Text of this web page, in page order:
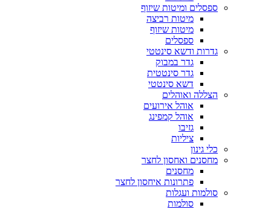
ספסלים ומיטות שיזוף
מיטות רביצה
מיטות שיזוף
ספסלים
גדרות ודשא סינטטי
גדר במבוק
גדר סינטטית
דשא סינטטי
הצללה ואוהלים
אוהל אירועים
אוהל קמפינג
גזיבו
ציליות
כלי גינון
מחסנים ואחסון לחצר
מחסנים
פתרונות איחסון לחצר
סולמות ועגלות
סולמות